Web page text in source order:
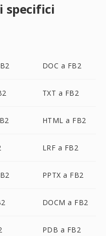
specifici
DOC a FB2
TXT a FB2
HTML a FB2
LRF a FB2
PPTX a FB2
DOCM a FB2
PDB a FB2